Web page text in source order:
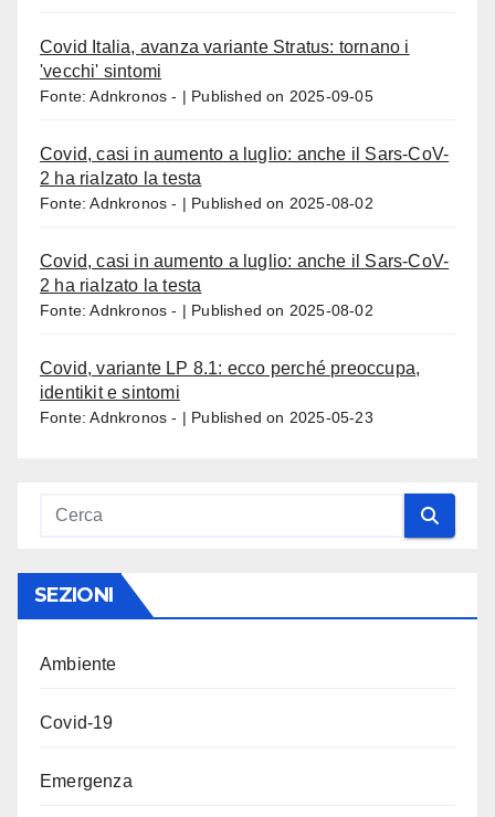
Covid Italia, avanza variante Stratus: tornano i
'vecchi' sintomi
Fonte: Adnkronos - Published on 2025-09-05
Covid, casi in aumento a luglio: anche il Sars-CoV-
2 ha rialzato la testa
Fonte: Adnkronos - Published on 2025-08-02
Covid, casi in aumento a luglio: anche il Sars-CoV-
2 ha rialzato la testa
Fonte: Adnkronos - Published on 2025-08-02
Covid, variante LP 8.1: ecco perché preoccupa,
identikit e sintomi
Fonte: Adnkronos - Published on 2025-05-23
SEZIONI
Ambiente
Covid-19
Emergenza